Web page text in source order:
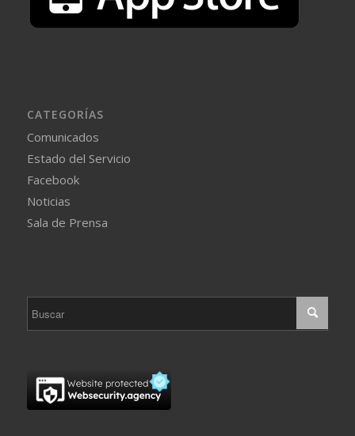
CATEGORÍAS
Comunicados
Estado del Servicio
Facebook
Noticias
Sala de Prensa